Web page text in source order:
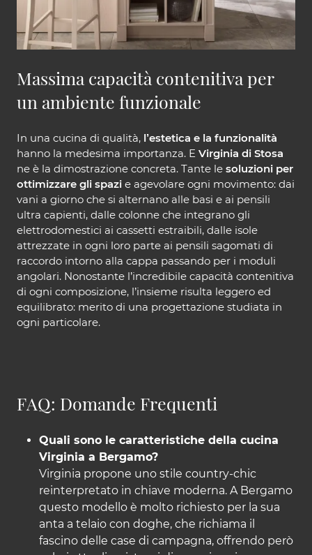
Massima capacità contenitiva per
un ambiente funzionale
In una cucina di qualità, l’estetica e la funzionalità
hanno la medesima importanza. E Virginia di Stosa
ne è la dimostrazione concreta. Tante le soluzioni per
ottimizzare gli spazi e agevolare ogni movimento: dai
vani a giorno che si alternano alle basi e ai pensili
ultra capienti, dalle colonne che integrano gli
elettrodomestici ai cassetti estraibili, dalle isole
attrezzate in ogni loro parte ai pensili sagomati di
raccordo intorno alla cappa passando per i moduli
angolari. Nonostante l’incredibile capacità contenitiva
di ogni composizione, l’insieme risulta leggero ed
equilibrato: merito di una progettazione studiata in
ogni particolare.
FAQ: Domande Frequenti
Quali sono le caratteristiche della cucina
Virginia a Bergamo?
Virginia propone uno stile country-chic
reinterpretato in chiave moderna. A Bergamo
questo modello è molto richiesto per la sua
anta a telaio con doghe, che richiama il
fascino delle case di campagna, offrendo però